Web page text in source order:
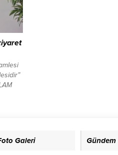
Galeri Gündem